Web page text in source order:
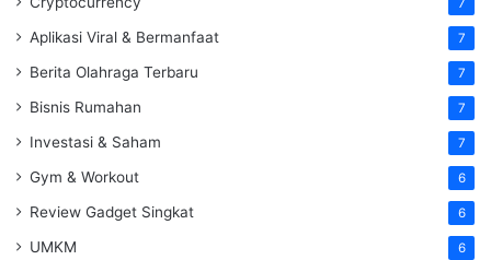
7
Aplikasi Viral & Bermanfaat 7
Berita Olahraga Terbaru 7
Bisnis Rumahan 7
Investasi & Saham 7
Gym & Workout 6
Review Gadget Singkat 6
UMKM 6